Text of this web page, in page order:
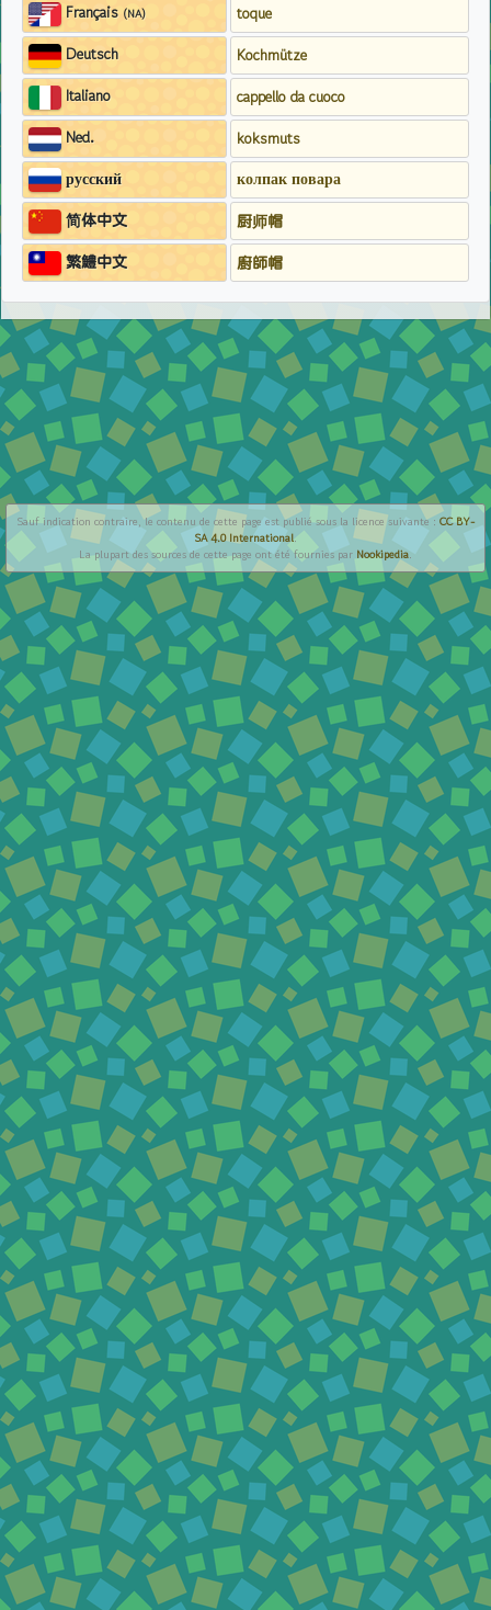
Français (NA)
toque
Deutsch
Kochmütze
Italiano
cappello da cuoco
Ned.
koksmuts
русский колпак повара
简体中文
厨师帽
繁鱧中文
廚師帽
Sauf indication contraire, le contenu de cette page est publié sous la licence suivante : CC BY-
SA 4.0 International.
La plupart des sources de cette page ont été fournies par Nookipedia.